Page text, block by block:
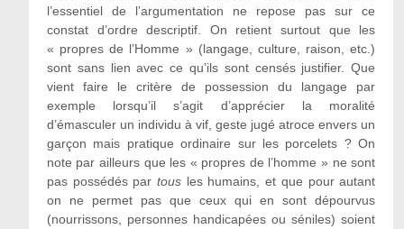
l’essentiel de l’argumentation ne repose pas sur ce
constat d’ordre descriptif. On retient surtout que les
« propres de l’Homme » (langage, culture, raison, etc.)
sont sans lien avec ce qu’ils sont censés justifier. Que
vient faire le critère de possession du langage par
exemple lorsqu’il s’agit d’apprécier la moralité
d’émasculer un individu à vif, geste jugé atroce envers un
garçon mais pratique ordinaire sur les porcelets ? On
note par ailleurs que les « propres de l’homme » ne sont
pas possédés partous les humains, et que pour autant
on ne permet pas que ceux qui en sont dépourvus
(nourrissons, personnes handicapées ou séniles) soient